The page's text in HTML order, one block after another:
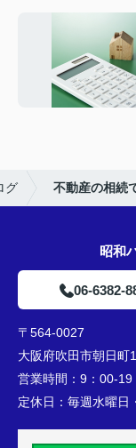
グ 不動産の相続
昭和
06-6382-
〒564-0027
大阪府吹田市朝日町
営業時間： 9：00-19
定休日： 毎週水曜日